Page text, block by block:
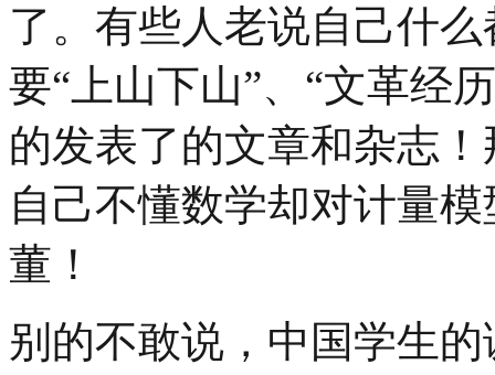
了。有些人老说自己什
要“上山下山”、“文革经
的发表了的文章和杂志
自己不懂数学却对计量
董！
别的不敢说，中国学生